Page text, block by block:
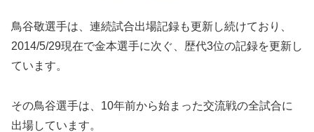
鳥谷敬選手は、連続試合出場記録も更新し続けており、
2014/5/29現在で金本選手に次ぐ、歴代3位の記録を更新し
ています。
その鳥谷選手は、10年前から始まった交流戦の全試合に
出場しています。